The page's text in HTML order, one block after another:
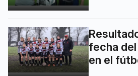
fecha
en el